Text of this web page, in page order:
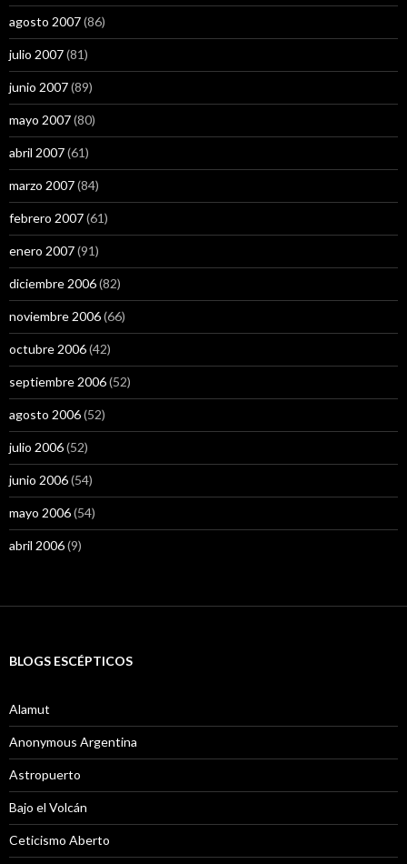
agosto 2007(86)
julio 2007(81)
junio 2007(89)
mayo 2007(80)
abril 2007(61)
marzo 2007(84)
febrero 2007(61)
enero 2007(91)
diciembre 2006(82)
noviembre 2006(66)
octubre 2006(42)
septiembre 2006(52)
agosto 2006(52)
julio 2006(52)
junio 2006(54)
mayo 2006(54)
abril 2006(9)
BLOGS ESCÉPTICOS
Alamut
Anonymous Argentina
Astropuerto
Bajo el Volcán
Ceticismo Aberto